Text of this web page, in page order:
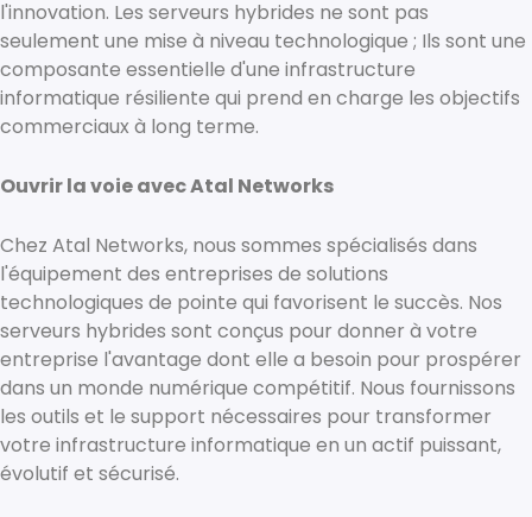
l'innovation. Les serveurs hybrides ne sont pas
seulement une mise à niveau technologique ; Ils sont une
composante essentielle d'une infrastructure
informatique résiliente qui prend en charge les objectifs
commerciaux à long terme.
Ouvrir la voie avec Atal Networks
Chez Atal Networks, nous sommes spécialisés dans
l'équipement des entreprises de solutions
technologiques de pointe qui favorisent le succès. Nos
serveurs hybrides sont conçus pour donner à votre
entreprise l'avantage dont elle a besoin pour prospérer
dans un monde numérique compétitif. Nous fournissons
les outils et le support nécessaires pour transformer
votre infrastructure informatique en un actif puissant,
évolutif et sécurisé.